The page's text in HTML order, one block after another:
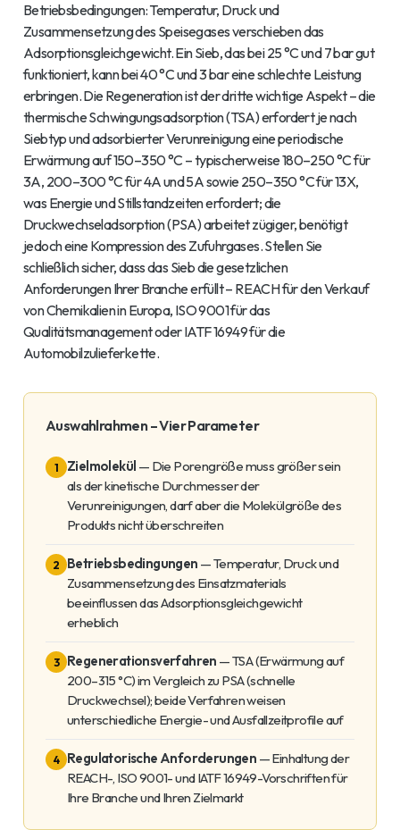
Betriebsbedingungen: Temperatur, Druck und
Zusammensetzung des Speisegases verschieben das
Adsorptionsgleichgewicht. Ein Sieb, das bei 25 °C und 7 bar gut
funktioniert, kann bei 40 °C und 3 bar eine schlechte Leistung
erbringen. Die Regeneration ist der dritte wichtige Aspekt – die
thermische Schwingungsadsorption (TSA) erfordert je nach
Siebtyp und adsorbierter Verunreinigung eine periodische
Erwärmung auf 150–350 °C – typischerweise 180–250 °C für
3A, 200–300 °C für 4A und 5A sowie 250–350 °C für 13X,
was Energie und Stillstandzeiten erfordert; die
Druckwechseladsorption (PSA) arbeitet zügiger, benötigt
jedoch eine Kompression des Zufuhrgases. Stellen Sie
schließlich sicher, dass das Sieb die gesetzlichen
Anforderungen Ihrer Branche erfüllt – REACH für den Verkauf
von Chemikalien in Europa, ISO 9001 für das
Qualitätsmanagement oder IATF 16949 für die
Automobilzulieferkette.
Auswahlrahmen – Vier Parameter
1 Zielmolekül — Die Porengröße muss größer sein
als der kinetische Durchmesser der
Verunreinigungen, darf aber die Molekülgröße des
Produkts nicht überschreiten
2 Betriebsbedingungen — Temperatur, Druck und
Zusammensetzung des Einsatzmaterials
beeinflussen das Adsorptionsgleichgewicht
erheblich
3 Regenerationsverfahren — TSA (Erwärmung auf
200–315 °C) im Vergleich zu PSA (schnelle
Druckwechsel); beide Verfahren weisen
unterschiedliche Energie- und Ausfallzeitprofile auf
4 Regulatorische Anforderungen — Einhaltung der
REACH-, ISO 9001- und IATF 16949-Vorschriften für
Ihre Branche und Ihren Zielmarkt